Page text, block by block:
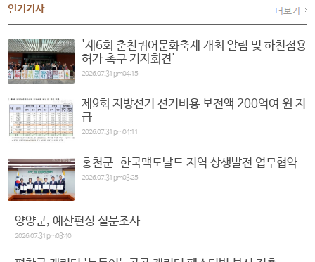
인기기사
'제6회 춘천퀴어문화축제 개최 알림 및 하천점용
허가 촉구 기자회견'
2026.07.31 pm04:15
제9회 지방선거 선거비용 보전액 200억여 원 지
급
2026.07.31 pm04:11
홍천군-한국맥도날드 지역 상생발전 업무협약
2026.07.31 pm03:25
양양군, 예산편성 설문조사
2026.07.31 pm03:40